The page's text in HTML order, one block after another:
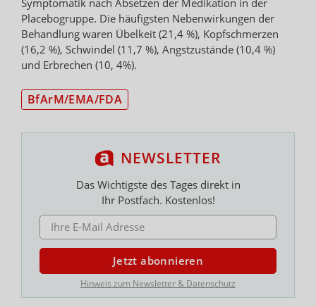
Placebogruppe. Die häufigsten Nebenwirkungen der
Behandlung waren Übelkeit (21,4 %), Kopfschmerzen
(16,2 %), Schwindel (11,7 %), Angstzustände (10,4 %)
und Erbrechen (10, 4%).
BfArM/EMA/FDA
NEWSLETTER
Das Wichtigste des Tages direkt in
Ihr Postfach. Kostenlos!
E-MAIL ADRESSE
Jetzt abonnieren
Hinweis zum Newsletter & Datenschutz